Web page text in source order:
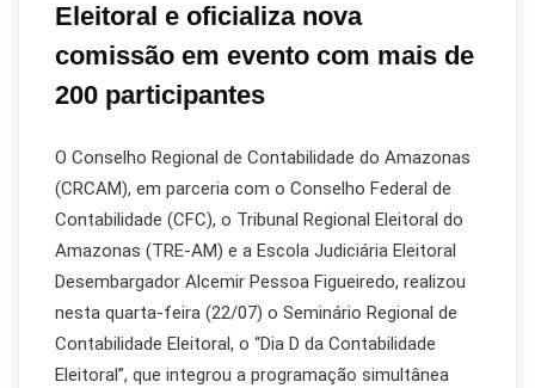
Eleitoral e oficializa nova
comissão em evento com mais de
200 participantes
O Conselho Regional de Contabilidade do Amazonas
(CRCAM), em parceria com o Conselho Federal de
Contabilidade (CFC), o Tribunal Regional Eleitoral do
Amazonas (TRE-AM) e a Escola Judiciária Eleitoral
Desembargador Alcemir Pessoa Figueiredo, realizou
nesta quarta-feira (22/07) o Seminário Regional de
Contabilidade Eleitoral, o “Dia D da Contabilidade
Eleitoral”, que integrou a programação simultânea